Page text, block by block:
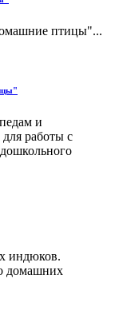
птицы"...
и
работы с
индюков.
домашних